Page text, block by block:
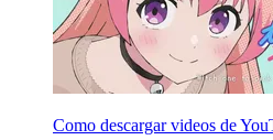
Como descargar videos de